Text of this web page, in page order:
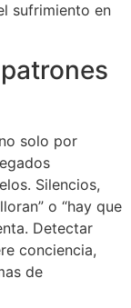
sufrimiento en
solo por
Silencios,
o “hay que
Detectar
conciencia,
de